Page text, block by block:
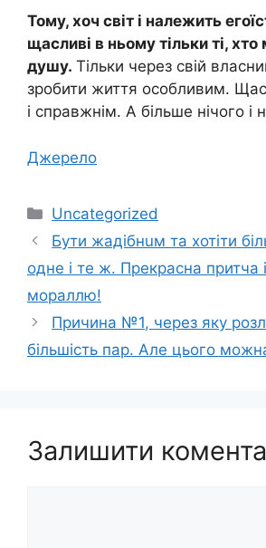
Тому, хоч світ і належить
щасливі в ньому тільки ті, хто
душу. Тільки через свій
зробити життя особливим.
і справжнім. А більше нічого і
Джерело
Категорії
Uncategorized
Бути жaдiбнuм та хотіти
одне і те ж. Прекрасна притча
мораллю!
Причина №1, через яку
більшість пар. Але цього
Залишити